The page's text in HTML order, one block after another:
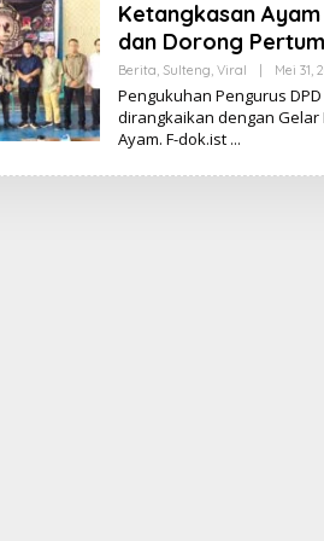
Ketangkasan
dan Dorong
Berita, Sulteng, Viral Mei 31,
Pengukuhan Pengurus DPD
dirangkaikan dengan
Ayam. F-dok.ist